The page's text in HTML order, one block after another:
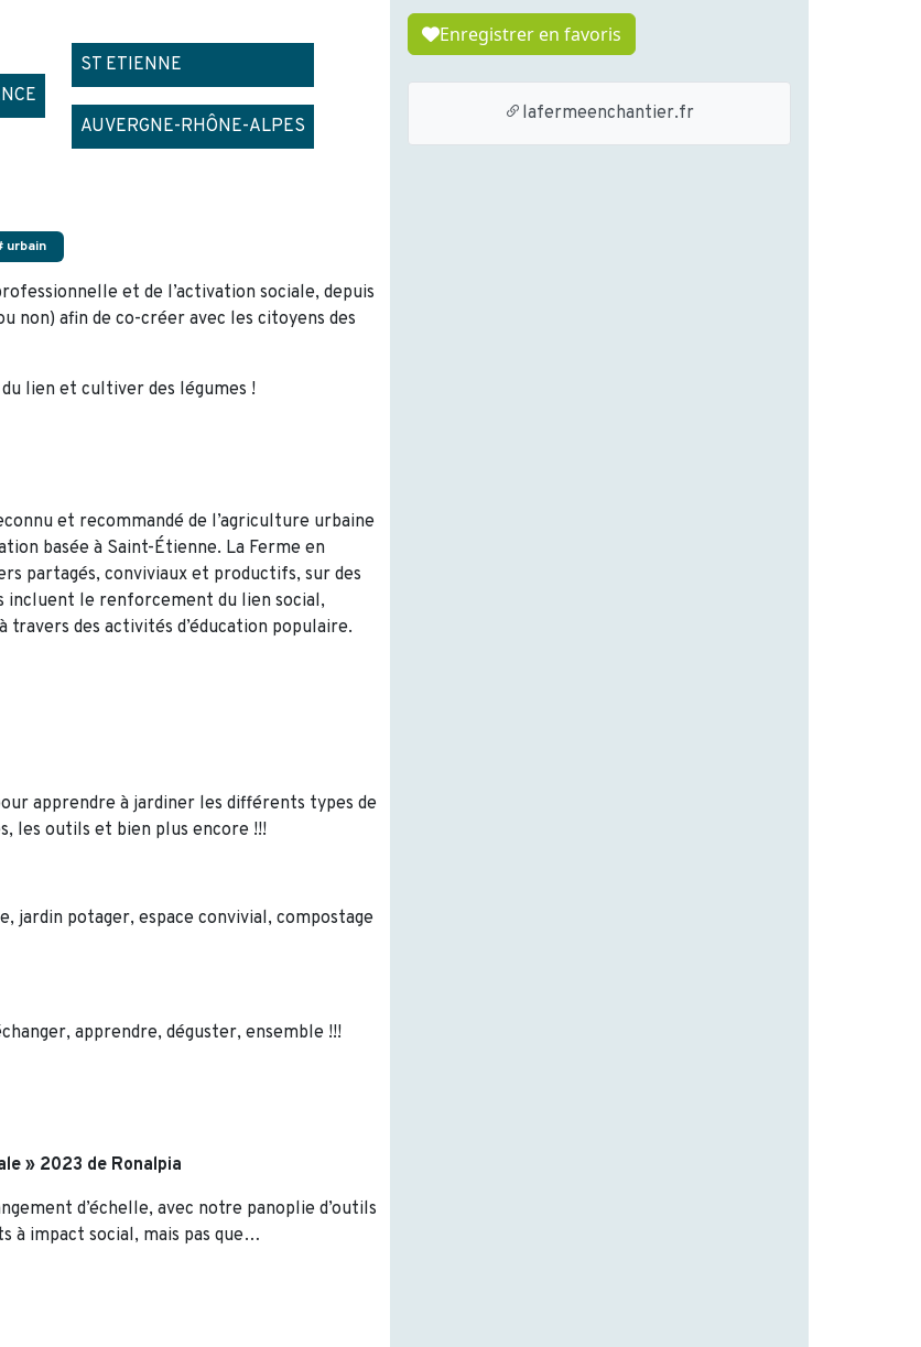
ST ETIENNE
AUVERGNE-RHÔNE-ALPES
urbain
et de l’activation sociale, depuis
non) afin de co-créer avec les citoyens des
du lien et cultiver des légumes !
et recommandé de l’agriculture urbaine
basée à Saint-Étienne. La Ferme en
partagés, conviviaux et productifs, sur des
incluent le renforcement du lien social,
des activités d’éducation populaire.
apprendre à jardiner les différents types de
les outils et bien plus encore !!!
jardin potager, espace convivial, compostage
apprendre, déguster, ensemble !!!
» 2023 de Ronalpia
d’échelle, avec notre panoplie d’outils
à impact social, mais pas que…
Enregistrer en favoris
lafermeenchantier.fr